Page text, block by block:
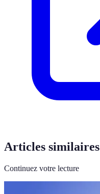
Articles similaires
Continuez votre lecture